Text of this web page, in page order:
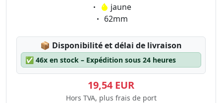
Eigenschaft:
jaune
Eigenschaft:
62mm
📦 Lagerstatus:
Disponibilité et délai de livraison
✅ 46x en stock – Expédition sous 24 heures
19,54 EUR
Hors TVA, plus frais de port